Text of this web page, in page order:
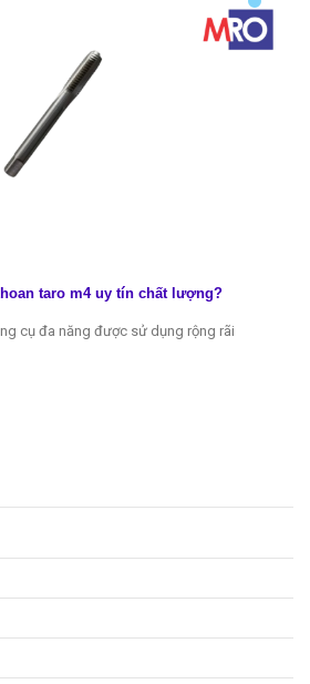
taro m4 uy tín chất lượng?
cụ đa năng được sử dụng rộng rãi